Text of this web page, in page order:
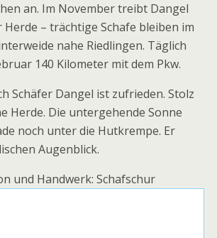
an. Im November treibt Dangel
– trächtige Schafe bleiben im
nahe Riedlingen. Täglich
140 Kilometer mit dem Pkw.
Schäfer Dangel ist zufrieden. Stolz
Herde. Die untergehende Sonne
noch unter die Hutkrempe. Er
Augenblick.
und Handwerk: Schafschur